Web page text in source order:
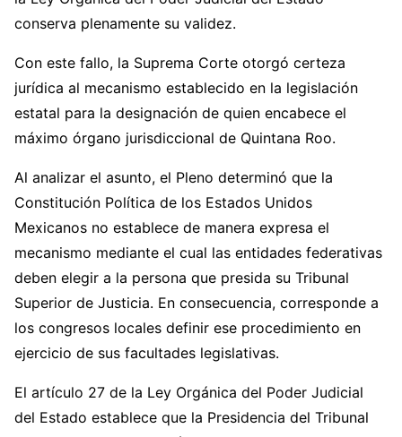
conserva plenamente su validez.
Con este fallo, la Suprema Corte otorgó certeza
jurídica al mecanismo establecido en la legislación
estatal para la designación de quien encabece el
máximo órgano jurisdiccional de Quintana Roo.
Al analizar el asunto, el Pleno determinó que la
Constitución Política de los Estados Unidos
Mexicanos no establece de manera expresa el
mecanismo mediante el cual las entidades federativas
deben elegir a la persona que presida su Tribunal
Superior de Justicia. En consecuencia, corresponde a
los congresos locales definir ese procedimiento en
ejercicio de sus facultades legislativas.
El artículo 27 de la Ley Orgánica del Poder Judicial
del Estado establece que la Presidencia del Tribunal